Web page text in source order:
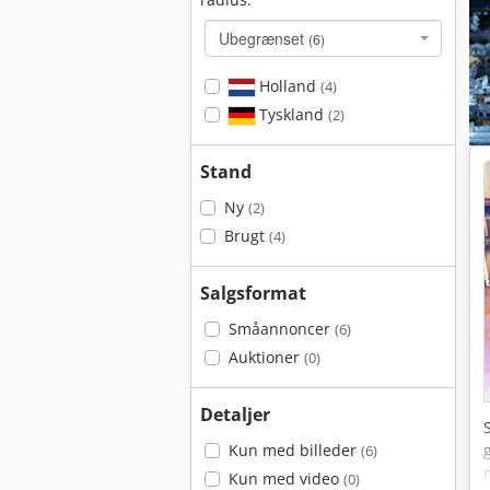
Ubegrænset (6)
Holland (4)
Tyskland (2)
Stand
Ny (2)
Brugt (4)
Salgsformat
Småannoncer (6)
Auktioner (0)
Detaljer
Kun med billeder (6)
Kun med video (0)